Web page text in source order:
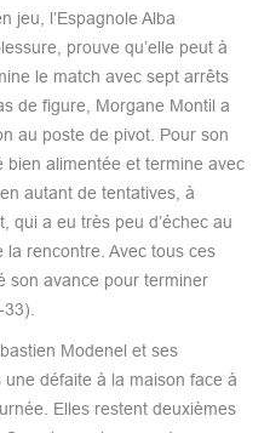
jeu, l’Espagnole Alba
prouve qu’elle peut à
le match avec sept arrêts
de figure, Morgane Montil a
au poste de pivot. Pour son
bien alimentée et termine avec
autant de tentatives, à
qui a eu très peu d’échec au
la rencontre. Avec tous ces
son avance pour terminer
Modenel et ses
défaite à la maison face à
Elles restent deuxièmes